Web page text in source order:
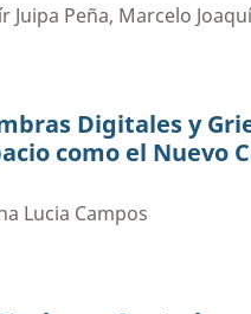
Juipa Peña, Marcelo
Digitales y
como el Nuevo
Lucia Campos